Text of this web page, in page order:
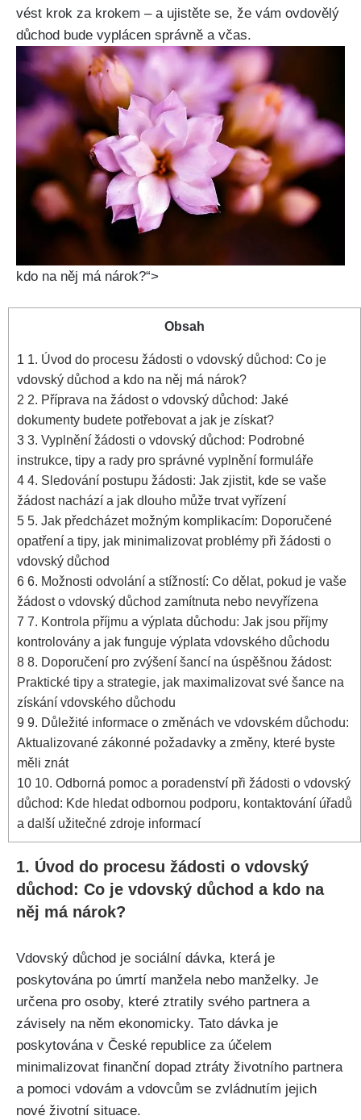
vést krok za krokem – a ujistěte se, že vám ovdovělý
důchod bude vyplácen správně a včas.
kdo na něj má nárok?“>
Obsah
1 1. Úvod do procesu žádosti o vdovský důchod: Co je
vdovský důchod a kdo na něj má nárok?
2 2. Příprava na žádost o vdovský důchod: Jaké
dokumenty budete potřebovat a jak je získat?
3 3. Vyplnění žádosti o vdovský důchod: Podrobné
instrukce, tipy a rady pro správné vyplnění formuláře
4 4. Sledování postupu žádosti: Jak zjistit, kde se vaše
žádost nachází a jak dlouho může trvat vyřízení
5 5. Jak předcházet možným komplikacím: Doporučené
opatření a tipy, jak minimalizovat problémy při žádosti o
vdovský důchod
6 6. Možnosti odvolání a stížností: Co dělat, pokud je vaše
žádost o vdovský důchod zamítnuta nebo nevyřízena
7 7. Kontrola příjmu a výplata důchodu: Jak jsou příjmy
kontrolovány a jak funguje výplata vdovského důchodu
8 8. Doporučení pro zvýšení šancí na úspěšnou žádost:
Praktické tipy a strategie, jak maximalizovat své šance na
získání vdovského důchodu
9 9. Důležité informace o změnách ve vdovském důchodu:
Aktualizované zákonné požadavky a změny, které byste
měli znát
10 10. Odborná pomoc a poradenství při žádosti o vdovský
důchod: Kde hledat odbornou podporu, kontaktování úřadů
a další užitečné zdroje informací
1. Úvod do procesu žádosti o vdovský
důchod: Co je vdovský důchod a kdo na
něj má nárok?
Vdovský důchod je sociální dávka, která je
poskytována po úmrtí manžela nebo manželky. Je
určena pro osoby, které ztratily svého partnera a
závisely na něm ekonomicky. Tato dávka je
poskytována v České republice za účelem
minimalizovat finanční dopad ztráty životního partnera
a pomoci vdovám a vdovcům se zvládnutím jejich
nové životní situace.